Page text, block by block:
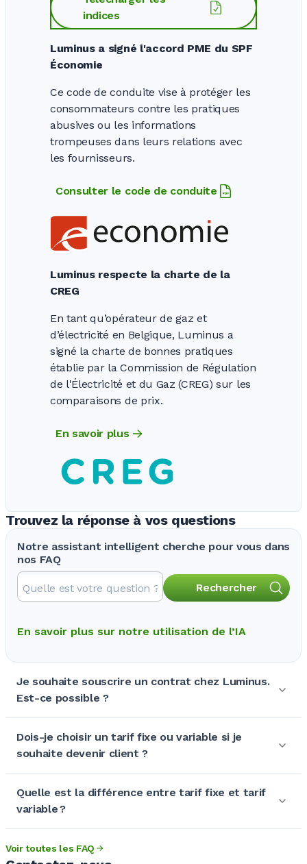
indices
Luminus a signé l'accord PME du SPF
Économie
Ce code de conduite vise à protéger les
consommateurs contre les pratiques
abusives ou les informations
trompeuses dans leurs relations avec
les fournisseurs.
Consulter le code de conduite
Luminus respecte la charte de la
CREG
En tant qu’opérateur de gaz et
d’électricité en Belgique, Luminus a
signé la charte de bonnes pratiques
établie par la Commission de Régulation
de l'Électricité et du Gaz (CREG) sur les
comparaisons de prix.
En savoir plus
Trouvez la réponse à vos questions
Notre assistant intelligent cherche pour vous dans
nos FAQ
Rechercher
En savoir plus sur notre utilisation de l’IA
Je souhaite souscrire un contrat chez Luminus.
Est-ce possible ?
Dois-je choisir un tarif fixe ou variable si je
souhaite devenir client ?
Quelle est la différence entre tarif fixe et tarif
variable ?
Voir toutes les FAQ